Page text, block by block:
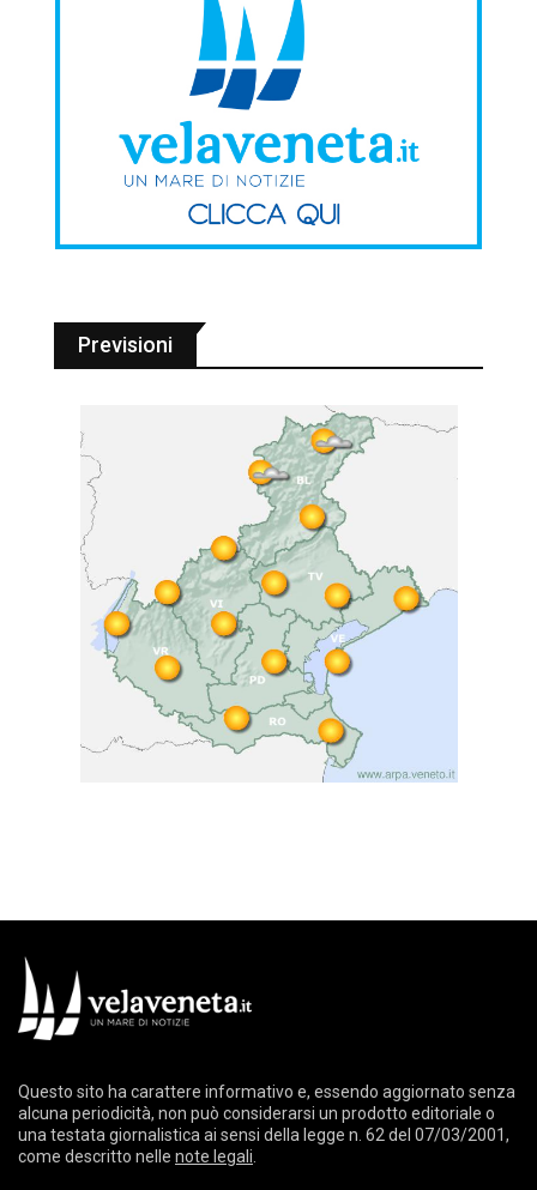
Previsioni
Questo sito ha carattere informativo e, essendo aggiornato senza
alcuna periodicità, non può considerarsi un prodotto editoriale o
una testata giornalistica ai sensi della legge n. 62 del 07/03/2001,
come descritto nelle note legali